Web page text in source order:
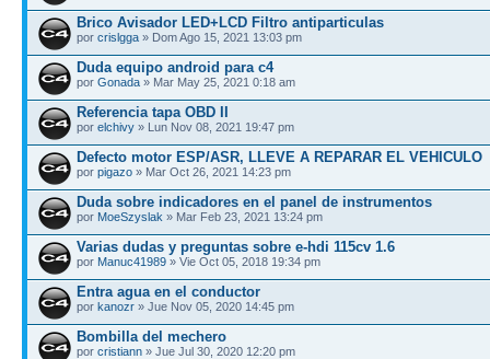
Brico Avisador LED+LCD Filtro antiparticulas
por crislgga » Dom Ago 15, 2021 13:03 pm
Duda equipo android para c4
por Gonada » Mar May 25, 2021 0:18 am
Referencia tapa OBD II
por elchivy » Lun Nov 08, 2021 19:47 pm
Defecto motor ESP/ASR, LLEVE A REPARAR EL VEHICULO
por pigazo » Mar Oct 26, 2021 14:23 pm
Duda sobre indicadores en el panel de instrumentos
por MoeSzyslak » Mar Feb 23, 2021 13:24 pm
Varias dudas y preguntas sobre e-hdi 115cv 1.6
por Manuc41989 » Vie Oct 05, 2018 19:34 pm
Entra agua en el conductor
por kanozr » Jue Nov 05, 2020 14:45 pm
Bombilla del mechero
por cristiann » Jue Jul 30, 2020 12:20 pm